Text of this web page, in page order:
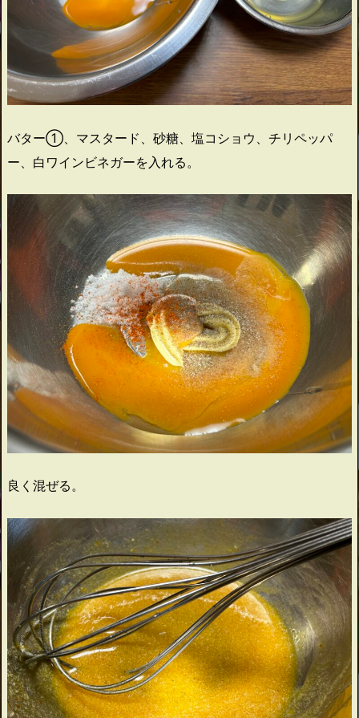
バター①、マスタード、砂糖、塩コショウ、チリペッパ
ー、白ワインビネガーを入れる。
良く混ぜる。